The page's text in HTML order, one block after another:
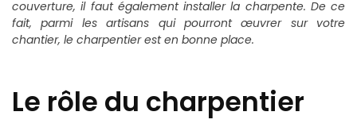
couverture, il faut également installer la charpente. De ce
fait, parmi les artisans qui pourront œuvrer sur votre
chantier, le charpentier est en bonne place.
Le rôle du charpentier